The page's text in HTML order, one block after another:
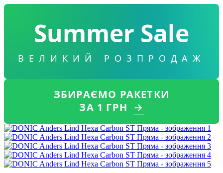
Summer Sale
ВЕЛИКИЙ РОЗПРОДАЖ
ЗБИРАЄМО РАКЕТКИ
ЗА 1 ГРН →